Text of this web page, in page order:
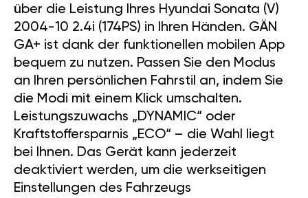
über die Leistung Ihres Hyundai Sonata (V)
2004-10 2.4i (174PS) in Ihren Händen. GÄN
GA+ ist dank der funktionellen mobilen App
bequem zu nutzen. Passen Sie den Modus
an Ihren persönlichen Fahrstil an, indem Sie
die Modi mit einem Klick umschalten.
Leistungszuwachs „DYNAMIC“ oder
Kraftstoffersparnis „ECO“ – die Wahl liegt
bei Ihnen. Das Gerät kann jederzeit
deaktiviert werden, um die werkseitigen
Einstellungen des Fahrzeugs